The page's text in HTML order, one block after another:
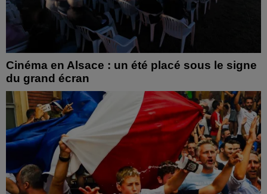
Cinéma en Alsace : un été placé sous le signe
du grand écran